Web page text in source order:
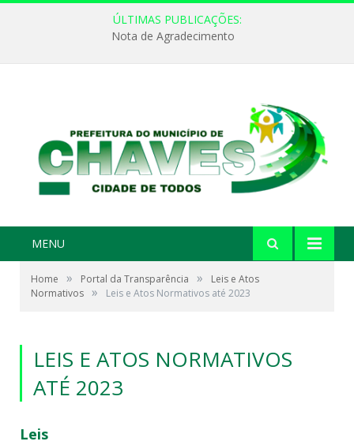
ÚLTIMAS PUBLICAÇÕES:
Nota de Agradecimento
MENU
Home » Portal da Transparência »
Leis e Atos
Normativos » Leis e Atos Normativos até 2023
LEIS E ATOS NORMATIVOS
ATÉ 2023
Leis